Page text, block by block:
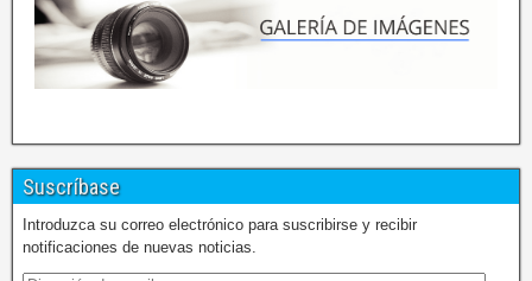
Suscríbase
Introduzca su correo electrónico para suscribirse y recibir
notificaciones de nuevas noticias.